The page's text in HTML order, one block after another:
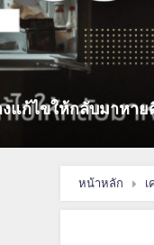
าที่คุณเองก็แก้ได้!
หน้าหลัก เ